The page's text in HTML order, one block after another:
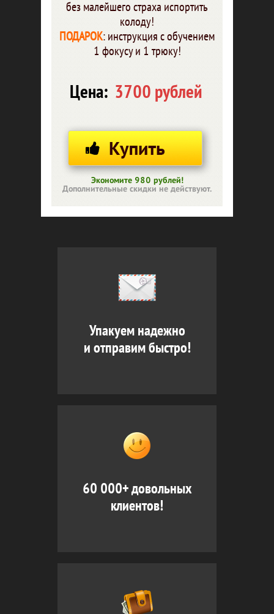
без малейшего страха испортить
колоду!
ПОДАРОК: инструкция с обучением
1 фокусу и 1 трюку!
Цена: 3700 рублей
Экономите 980 рублей!
Дополнительные скидки не действуют.
Упакуем надежно
и отправим быстро!
60 000+ довольных
клиентов!